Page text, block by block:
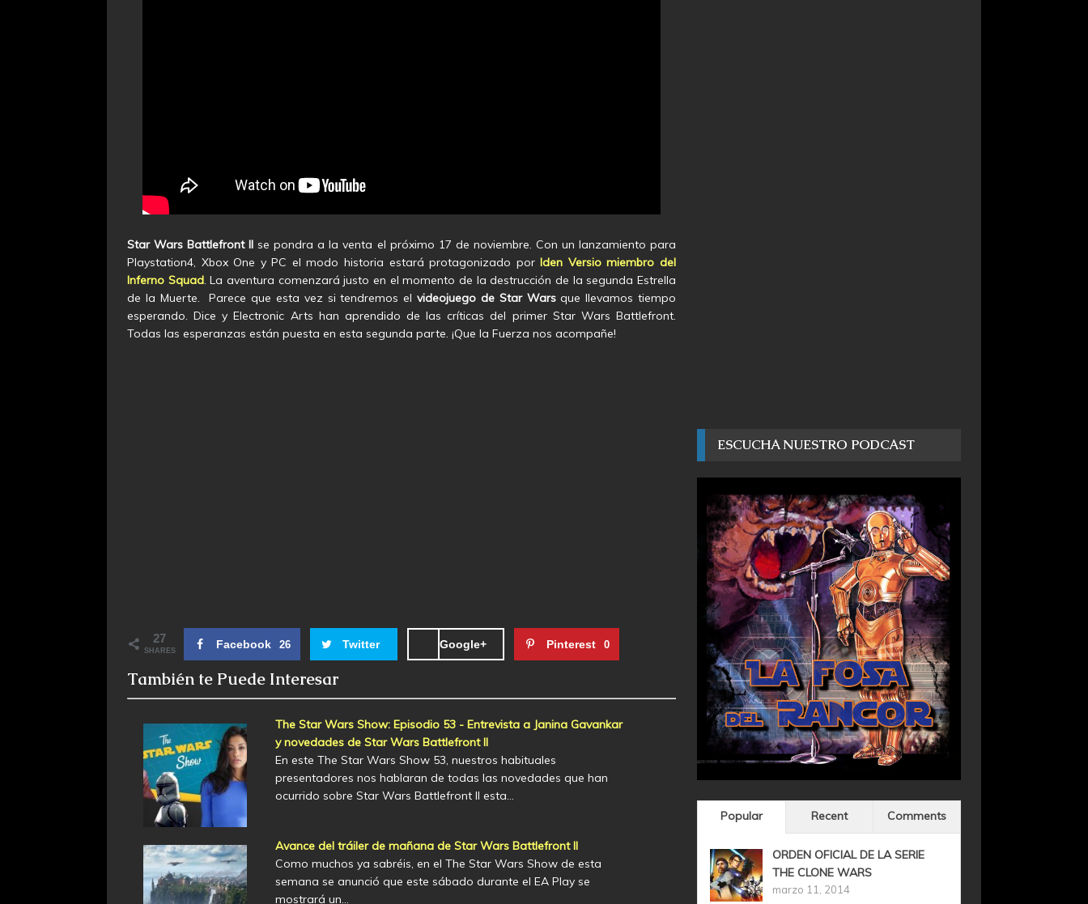
Star Wars Battlefront II se pondra a la venta el próximo 17 de noviembre. Con un lanzamiento para
Playstation4, Xbox One y PC el modo historia estará protagonizado porIden Versiomiembro del
Inferno Squad. La aventura comenzará justo en el momento de la destrucción de la segunda Estrella
de la Muerte. Parece que esta vez si tendremos elvideojuego de Star Warsque llevamos tiempo
esperando. Dice y Electronic Arts han aprendido de las críticas del primer Star Wars Battlefront.
Todas las esperanzas están puesta en esta segunda parte. ¡Que la Fuerza nos acompañe!
27
SHARES Facebook 26 Twitter Google+ Pinterest 0
También te Puede Interesar
The Star Wars Show: Episodio 53 - Entrevista a Janina Gavankar
y novedades de Star Wars Battlefront II
En este The Star Wars Show 53, nuestros habituales
presentadores nos hablaran de todas las novedades que han
ocurrido sobre Star Wars Battlefront II esta…
Avance del tráiler de mañana de Star Wars Battlefront II
Como muchos ya sabréis, en el The Star Wars Show de esta
semana se anunció que este sábado durante el EA Play se
mostrará un…
ESCUCHA NUESTRO PODCAST
Popular Recent Comments
ORDEN OFICIAL DE LA SERIE
THE CLONE WARS
marzo 11, 2014